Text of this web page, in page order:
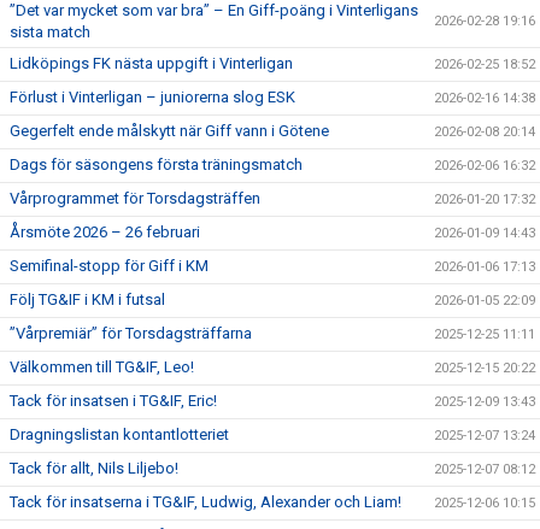
”Det var mycket som var bra” – En Giff-poäng i Vinterligans
sista match
2026-02-28 19:16
Lidköpings FK nästa uppgift i Vinterligan 2026-02-25 18:52
Förlust i Vinterligan – juniorerna slog ESK 2026-02-16 14:38
Gegerfelt ende målskytt när Giff vann i Götene 2026-02-08 20:14
Dags för säsongens första träningsmatch 2026-02-06 16:32
Vårprogrammet för Torsdagsträffen 2026-01-20 17:32
Årsmöte 2026 – 26 februari 2026-01-09 14:43
Semifinal-stopp för Giff i KM 2026-01-06 17:13
Följ TG&IF i KM i futsal 2026-01-05 22:09
”Vårpremiär” för Torsdagsträffarna 2025-12-25 11:11
Välkommen till TG&IF, Leo! 2025-12-15 20:22
Tack för insatsen i TG&IF, Eric! 2025-12-09 13:43
Dragningslistan kontantlotteriet 2025-12-07 13:24
Tack för allt, Nils Liljebo! 2025-12-07 08:12
Tack för insatserna i TG&IF, Ludwig, Alexander och Liam! 2025-12-06 10:15